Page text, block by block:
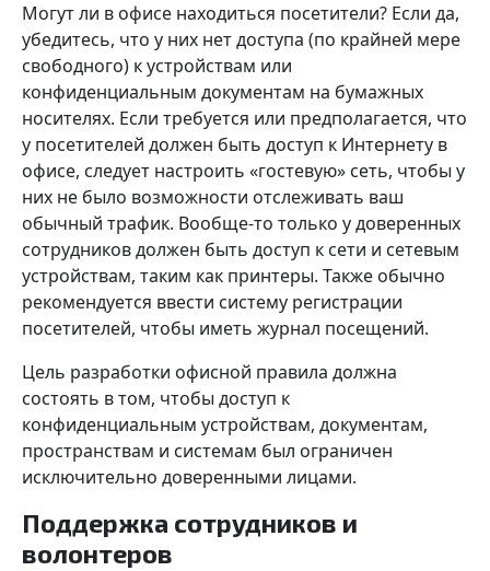
Могут ли в офисе находиться посетители? Если да,
убедитесь, что у них нет доступа (по крайней мере
свободного) к устройствам или
конфиденциальным документам на бумажных
носителях. Если требуется или предполагается, что
у посетителей должен быть доступ к Интернету в
офисе, следует настроить «гостевую» сеть, чтобы у
них не было возможности отслеживать ваш
обычный трафик. Вообще-то только у доверенных
сотрудников должен быть доступ к сети и сетевым
устройствам, таким как принтеры. Также обычно
рекомендуется ввести систему регистрации
посетителей, чтобы иметь журнал посещений.
Цель разработки офисной правила должна
состоять в том, чтобы доступ к
конфиденциальным устройствам, документам,
пространствам и системам был ограничен
исключительно доверенными лицами.
Поддержка сотрудников и
волонтеров